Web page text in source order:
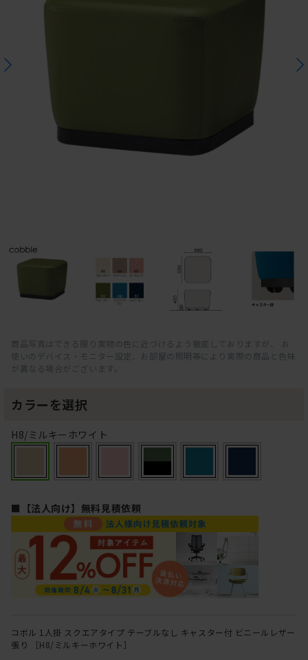
商品写真はできる限り実物の色に近づけるよう徹底しておりますが、 お
使いのデバイス・モニター設定、お部屋の照明等により実際の商品と色味
が異なる場合がございます。
カラーを選択
H8/ミルキーホワイト
■【法人向け】無料見積依頼
コボル 1人掛 スクエアタイプ テーブルなし キャスター付 ビニールレザー
張り ［H8/ミルキーホワイト］